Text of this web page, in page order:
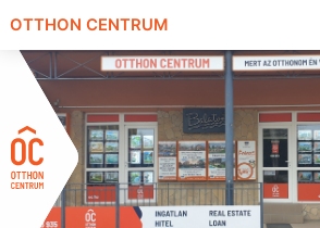
OTTHON CENTRUM